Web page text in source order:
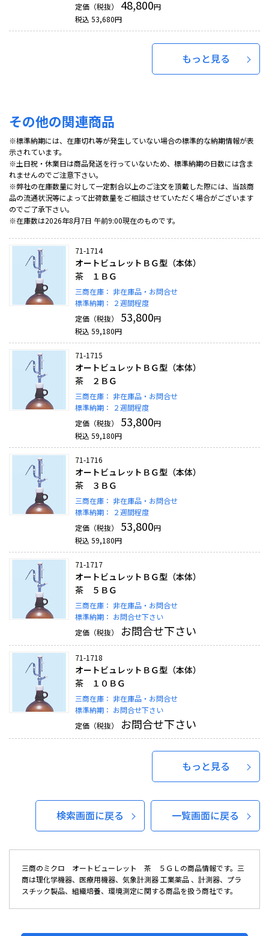
定価（税抜）
48,800円
税込 53,680円
もっと見る
その他の関連商品
※標準納期には、在庫切れ等が発生していない場合の標準的な納期情報が表
示されています。
※土日祝・休業日は商品発送を行っていないため、標準納期の日数には含ま
れませんのでご注意下さい。
※弊社の在庫数量に対して一定割合以上のご注文を頂戴した際には、当該商
品の流通状況等によって出荷数量をご相談させていただく場合がございます
のでご了承下さい。
※在庫数は2026年8月7日 午前9:00現在のものです。
71-1714
オートビュレットＢＧ型（本体）
茶 １ＢＧ
三商在庫： 非在庫品・お問合せ
標準納期：
２週間程度
定価（税抜）
53,800円
税込 59,180円
71-1715
オートビュレットＢＧ型（本体）
茶 ２ＢＧ
三商在庫： 非在庫品・お問合せ
標準納期：
２週間程度
定価（税抜）
53,800円
税込 59,180円
71-1716
オートビュレットＢＧ型（本体）
茶 ３ＢＧ
三商在庫： 非在庫品・お問合せ
標準納期：
２週間程度
定価（税抜）
53,800円
税込 59,180円
71-1717
オートビュレットＢＧ型（本体）
茶 ５ＢＧ
三商在庫： 非在庫品・お問合せ
標準納期： お問合せ下さい
定価（税抜）
お問合せ下さい
71-1718
オートビュレットＢＧ型（本体）
茶 １０ＢＧ
三商在庫： 非在庫品・お問合せ
標準納期： お問合せ下さい
定価（税抜）
お問合せ下さい
もっと見る
検索画面に戻る 一覧画面に戻る
三商のミクロ オートビューレット 茶 ５ＧＬの商品情報です。三
商は理化学機器、医療用機器、気象計測器 工業薬品 、計測器、プラ
スチック製品、組織培養、環境測定に関する商品を扱う商社です。